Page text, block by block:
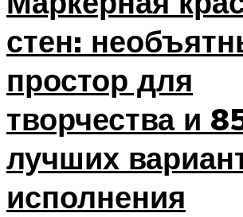
стен:
простор для
творчества и
лучших
исполнения